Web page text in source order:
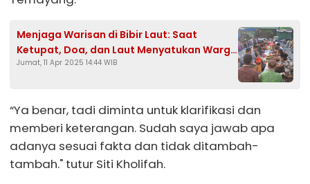
Menjaga Warisan di Bibir Laut: Saat
Ketupat, Doa, dan Laut Menyatukan Warga
Gesik Tuban
Jumat, 11 Apr 2025 14:44 WIB
“Ya benar, tadi diminta untuk klarifikasi dan
memberi keterangan. Sudah saya jawab apa
adanya sesuai fakta dan tidak ditambah-
tambah." tutur Siti Kholifah.